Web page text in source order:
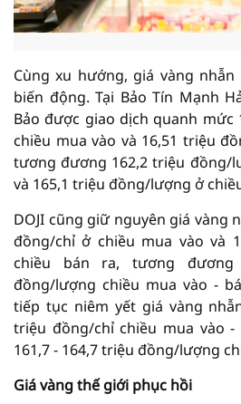
Cùng xu hướng, giá vàng
biến động. Tại Bảo Tín Mạnh
Bảo được giao dịch quanh
chiều mua vào và 16,51 triệu
tương đương 162,2 triệu đồng/
và 165,1 triệu đồng/lượng ở
DOJI cũng giữ nguyên giá vàng
đồng/chỉ ở chiều mua vào và
chiều bán ra, tương đương
đồng/lượng chiều mua vào -
tiếp tục niêm yết giá vàng
triệu đồng/chỉ chiều mua vào
161,7 - 164,7 triệu đồng/lượng
Giá vàng thế giới phục hồi